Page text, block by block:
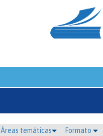
Áreas temáticas Formato